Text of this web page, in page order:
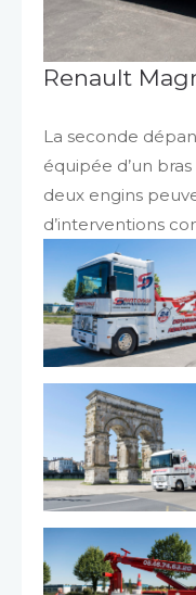
Renault
La seconde
équipée d’un
deux engins
d’interventions